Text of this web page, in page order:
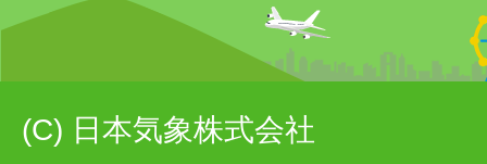
(C) 日本気象株式会社